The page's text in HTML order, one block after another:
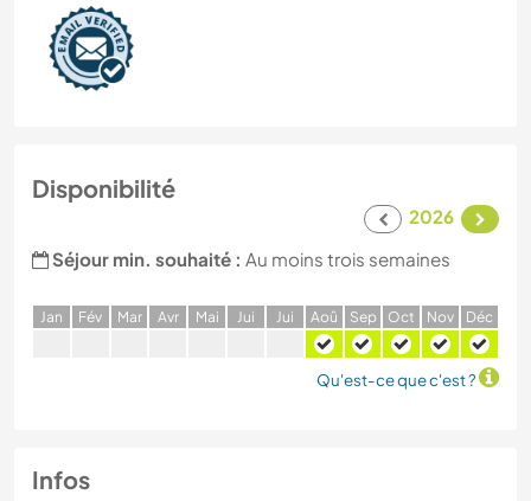
Disponibilité
2026
Séjour min. souhaité : Au moins trois semaines
Jan Fév Mar Avr Mai Jui Jui Aoû Sep Oct Nov Déc
Qu'est-ce que c'est ?
Infos